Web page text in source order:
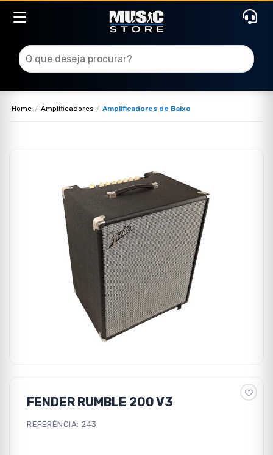
Home Amplificadores Amplificadores de Baixo
FENDER RUMBLE 200 V3
REFERÊNCIA: 243